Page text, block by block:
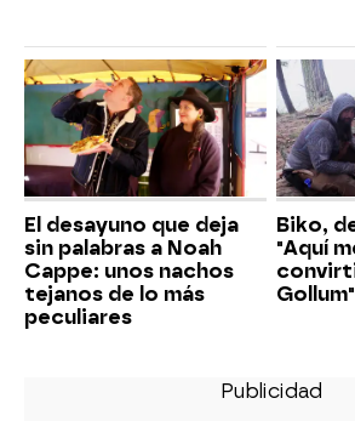
El desayuno que deja
sin palabras a Noah
Cappe: unos nachos
tejanos de lo más
peculiares
Biko,
"Aquí
Gollum"